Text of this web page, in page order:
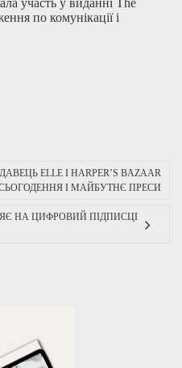
по комунікації і
ELLE І HARPER’S BAZAAR
І МАЙБУТНЄ ПРЕСИ
НА ЦИФРОВИЙ ПІДПИСЦІ